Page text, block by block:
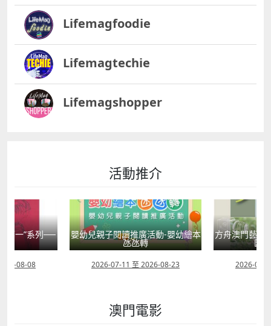
Lifemagfoodie
Lifemagtechie
Lifemagshopper
活動推介
第一”系列──
08-08
嬰幼兒親子閱讀推廣活動-嬰幼繪本
氹氹轉
2026-07-11 至 2026-08-23
方舟澳門藝術
匯
2026-08-
澳門電影